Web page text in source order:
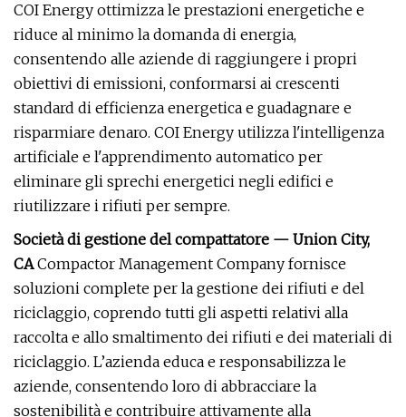
COI Energy ottimizza le prestazioni energetiche e
riduce al minimo la domanda di energia,
consentendo alle aziende di raggiungere i propri
obiettivi di emissioni, conformarsi ai crescenti
standard di efficienza energetica e guadagnare e
risparmiare denaro. COI Energy utilizza l'intelligenza
artificiale e l'apprendimento automatico per
eliminare gli sprechi energetici negli edifici e
riutilizzare i rifiuti per sempre.
Società di gestione del compattatore — Union City,
CACompactor Management Company fornisce
soluzioni complete per la gestione dei rifiuti e del
riciclaggio, coprendo tutti gli aspetti relativi alla
raccolta e allo smaltimento dei rifiuti e dei materiali di
riciclaggio. L’azienda educa e responsabilizza le
aziende, consentendo loro di abbracciare la
sostenibilità e contribuire attivamente alla